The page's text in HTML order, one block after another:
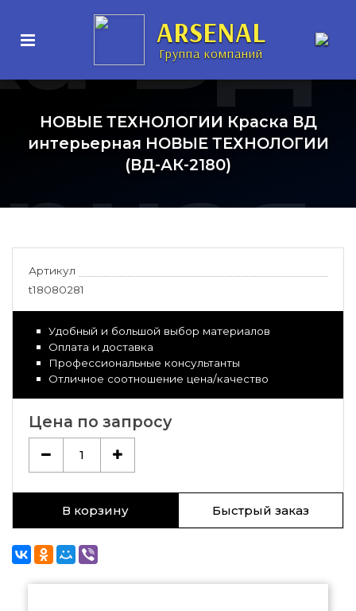
ARSENAL
Группа компаний
ВД
НОВЫЕ ТЕХНОЛОГИИ Краска ВД
интерьерная НОВЫЕ ТЕХНОЛОГИИ
(ВД-АК-2180)
Артикул
t18080281
Удобный и большой выбор материалов
Оплата и доставка
Профессиональные консультанты
Отличное соотношение цена/качество
Цена по запросу
1
В корзину Быстрый заказ